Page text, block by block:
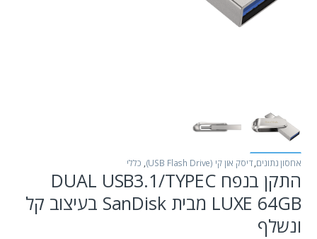
אחסון נתונים,דיסק און קי (USB Flash Drive) , כללי
התקן בנפח DUAL USB3.1/TYPEC
LUXE 64GB מבית SanDisk בעיצוב קל
ונשלף